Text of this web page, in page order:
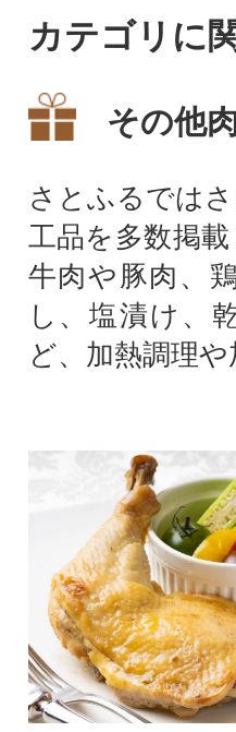
天然 鰹 かつお かつお
本鮪 クロマグロ さく
カテゴリに
その他
さとふるでは
工品を多数掲
牛肉や豚肉、
し、塩漬け、
ど、加熱調理